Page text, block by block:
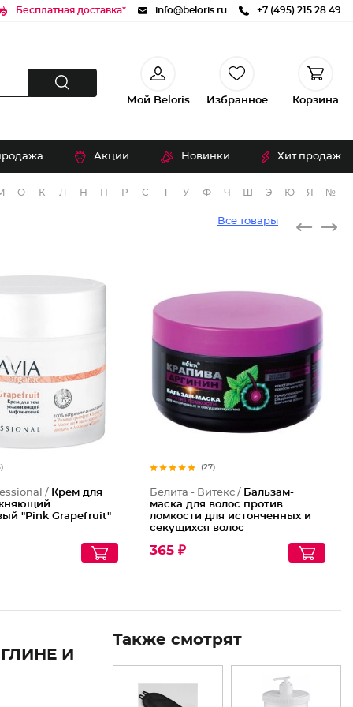
Бесплатная доставка* info@beloris.ru +7 (495) 215 28 49
Мой Beloris Избранное Корзина
Акции Новинки Хит продаж
О К Л Н П Р С Т У Ф Ч Э Ю Я №
Все товары
/ Крем для
"Pink Grapefruit"
(27)
Белита - Витекс / Бальзам-
маска для волос против
ломкости для истонченных и
секущихся волос
365 ₽
И
Также смотрят